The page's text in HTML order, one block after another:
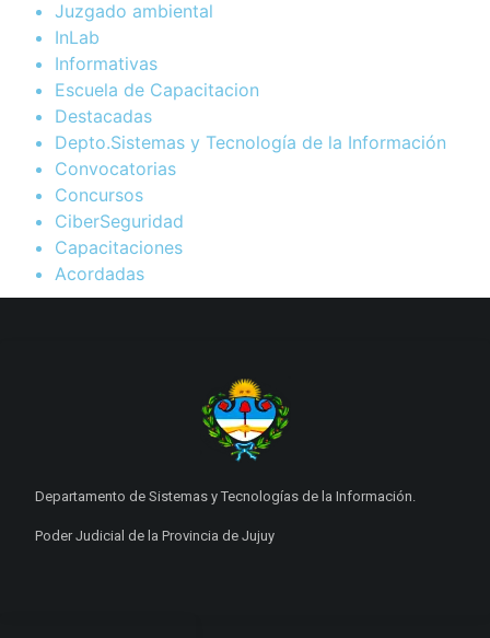
Juzgado ambiental
InLab
Informativas
Escuela de Capacitacion
Destacadas
Depto.Sistemas y Tecnología de la Información
Convocatorias
Concursos
CiberSeguridad
Capacitaciones
Acordadas
Departamento de Sistemas y Tecnologías de la Información.
Poder Judicial de la Provincia de Jujuy